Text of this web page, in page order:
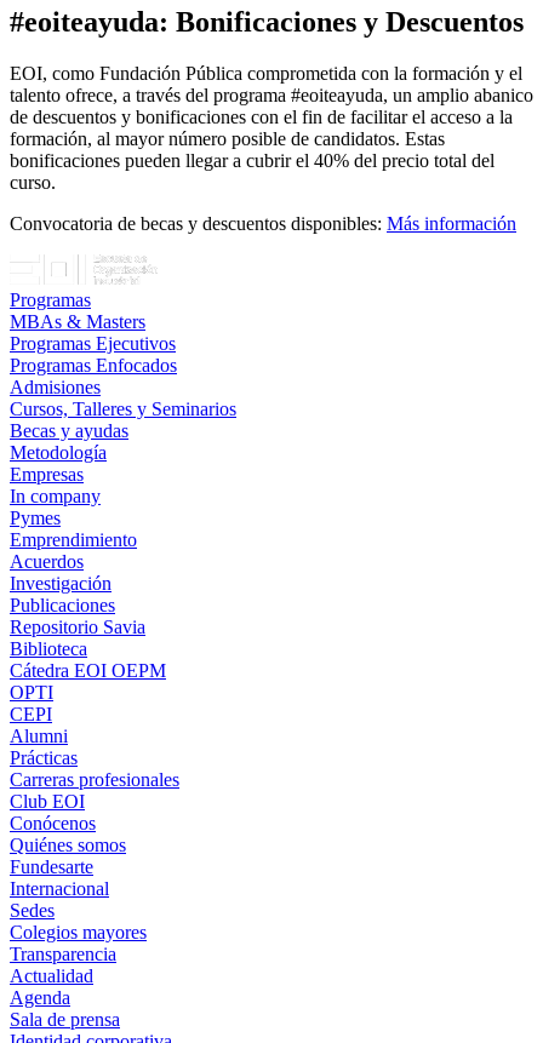
#eoiteayuda: Bonificaciones y Descuentos
EOI, como Fundación Pública comprometida con la formación y el
talento ofrece, a través del programa #eoiteayuda, un amplio abanico
de descuentos y bonificaciones con el fin de facilitar el acceso a la
formación, al mayor número posible de candidatos. Estas
bonificaciones pueden llegar a cubrir el 40% del precio total del
curso.
Convocatoria de becas y descuentos disponibles: Más información
Programas
MBAs & Masters
Programas Ejecutivos
Programas Enfocados
Admisiones
Cursos, Talleres y Seminarios
Becas y ayudas
Metodología
Empresas
In company
Pymes
Emprendimiento
Acuerdos
Investigación
Publicaciones
Repositorio Savia
Biblioteca
Cátedra EOI OEPM
OPTI
CEPI
Alumni
Prácticas
Carreras profesionales
Club EOI
Conócenos
Quiénes somos
Fundesarte
Internacional
Sedes
Colegios mayores
Transparencia
Actualidad
Agenda
Sala de prensa